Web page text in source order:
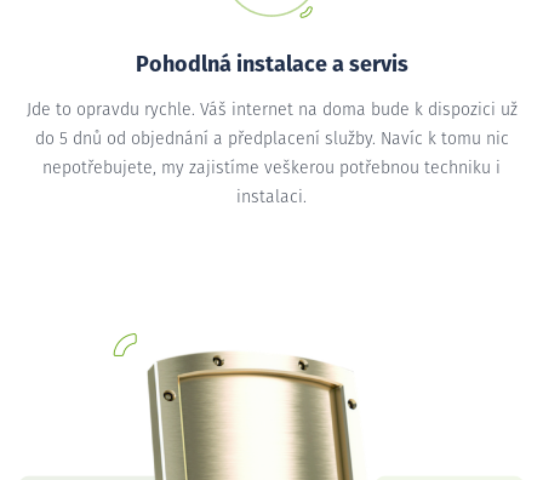
Pohodlná instalace a servis
Jde to opravdu rychle. Váš internet na doma bude k dispozici už
do 5 dnů od objednání a předplacení služby. Navíc k tomu nic
nepotřebujete, my zajistíme veškerou potřebnou techniku i
instalaci.